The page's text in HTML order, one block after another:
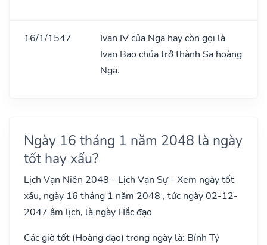
16/1/1547
Ivan IV của Nga hay còn gọi là
Ivan Bạo chúa trở thành Sa hoàng
Nga.
Ngày 16 tháng 1 năm 2048 là ngày
tốt hay xấu?
Lịch Vạn Niên 2048 - Lịch Vạn Sự - Xem ngày tốt
xấu, ngày 16 tháng 1 năm 2048 , tức ngày 02-12-
2047 âm lịch, là ngày Hắc đạo
Các giờ tốt (Hoàng đạo) trong ngày là: Bính Tý